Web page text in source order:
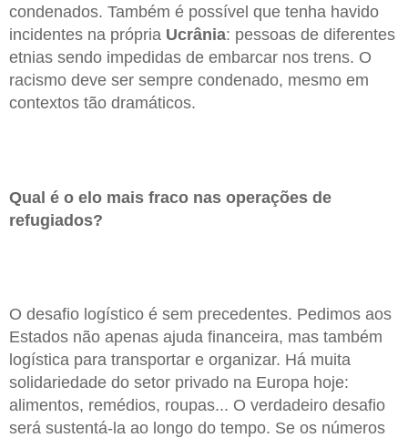
condenados. Também é possível que tenha havido
incidentes na própria Ucrânia: pessoas de diferentes
etnias sendo impedidas de embarcar nos trens. O
racismo deve ser sempre condenado, mesmo em
contextos tão dramáticos.
Qual é o elo mais fraco nas operações de
refugiados?
O desafio logístico é sem precedentes. Pedimos aos
Estados não apenas ajuda financeira, mas também
logística para transportar e organizar. Há muita
solidariedade do setor privado na Europa hoje:
alimentos, remédios, roupas... O verdadeiro desafio
será sustentá-la ao longo do tempo. Se os números